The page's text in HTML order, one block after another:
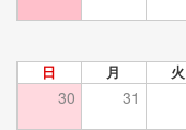
日 月 火
30 31